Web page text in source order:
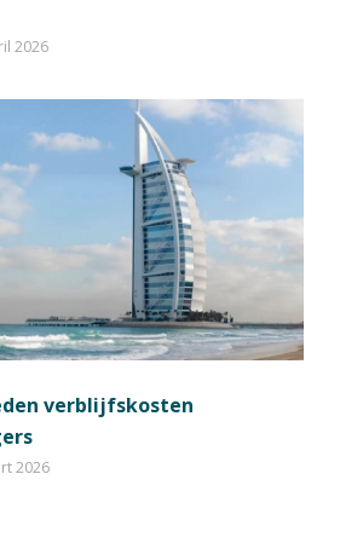
2026
verblijfskosten
2026